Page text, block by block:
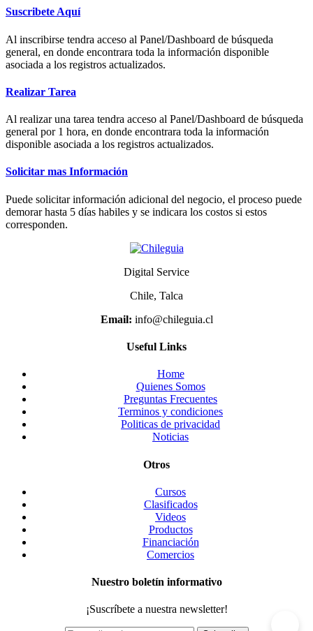
Suscribete Aquí
Al inscribirse tendra acceso al Panel/Dashboard de búsqueda
general, en donde encontrara toda la información disponible
asociada a los registros actualizados.
Realizar Tarea
Al realizar una tarea tendra acceso al Panel/Dashboard de búsqueda
general por 1 hora, en donde encontrara toda la información
disponible asociada a los registros actualizados.
Solicitar mas Información
Puede solicitar información adicional del negocio, el proceso puede
demorar hasta 5 días habiles y se indicara los costos si estos
corresponden.
Digital Service
Chile, Talca
Email: info@chileguia.cl
Useful Links
Home
Quienes Somos
Preguntas Frecuentes
Terminos y condiciones
Politicas de privacidad
Noticias
Otros
Cursos
Clasificados
Videos
Productos
Financiación
Comercios
Nuestro boletín informativo
¡Suscríbete a nuestra newsletter!